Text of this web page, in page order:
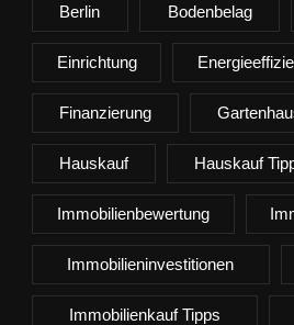
Berlin Bodenbelag
Einrichtung
Finanzierung
Hauskauf Hauskauf
Immobilienbewertung
Immobilieninvestitionen
Immobilienkauf Tipps